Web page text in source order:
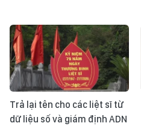
Trả lại tên cho các liệt sĩ từ
dữ liệu số và giám định ADN